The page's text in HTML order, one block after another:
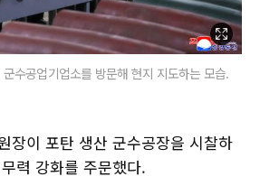
수공업기업소를 방문해 현지 지도하는 모습.
장이 포탄 생산 군수공장을 시찰하
력 강화를 주문했다.